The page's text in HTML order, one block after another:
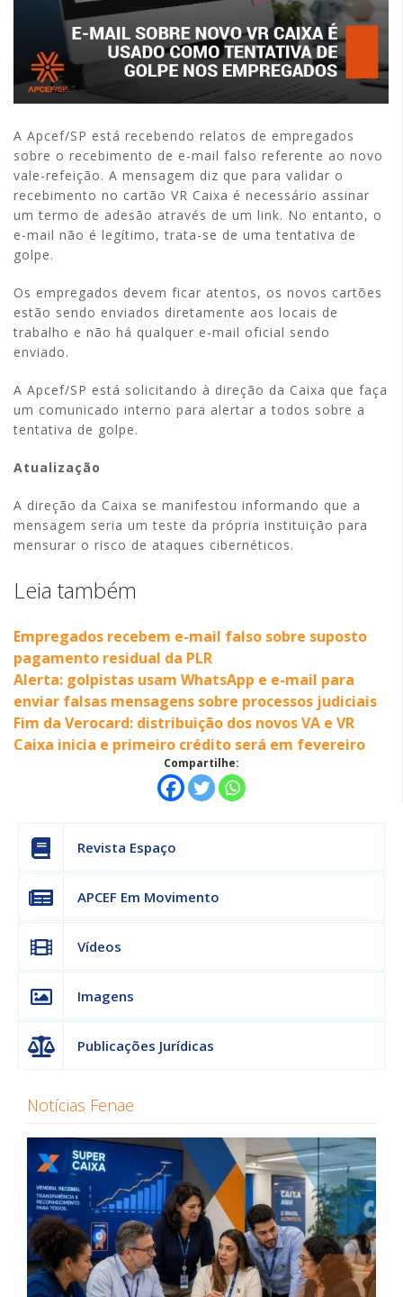
A Apcef/SP está recebendo relatos de empregados
sobre o recebimento de e-mail falso referente ao novo
vale-refeição. A mensagem diz que para validar o
recebimento no cartão VR Caixa é necessário assinar
um termo de adesão através de um link. No entanto, o
e-mail não é legítimo, trata-se de uma tentativa de
golpe.
Os empregados devem ficar atentos, os novos cartões
estão sendo enviados diretamente aos locais de
trabalho e não há qualquer e-mail oficial sendo
enviado.
A Apcef/SP está solicitando à direção da Caixa que faça
um comunicado interno para alertar a todos sobre a
tentativa de golpe.
Atualização
A direção da Caixa se manifestou informando que a
mensagem seria um teste da própria instituição para
mensurar o risco de ataques cibernéticos.
Leia também
Empregados recebem e-mail falso sobre suposto
pagamento residual da PLR
Alerta: golpistas usam WhatsApp e e-mail para
enviar falsas mensagens sobre processos judiciais
Fim da Verocard: distribuição dos novos VA e VR
Caixa inicia e primeiro crédito será em fevereiro
Compartilhe:
Revista Espaço
APCEF Em Movimento
Vídeos
Imagens
Publicações Jurídicas
Notícias Fenae